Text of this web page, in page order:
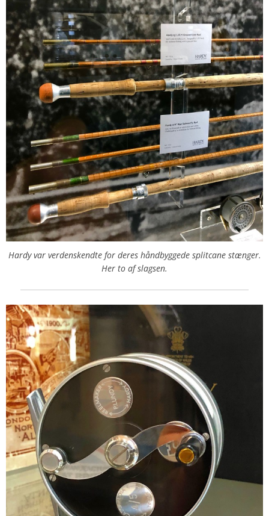
Hardy var verdenskendte for deres håndbyggede splitcane stænger.
Her to af slagsen.